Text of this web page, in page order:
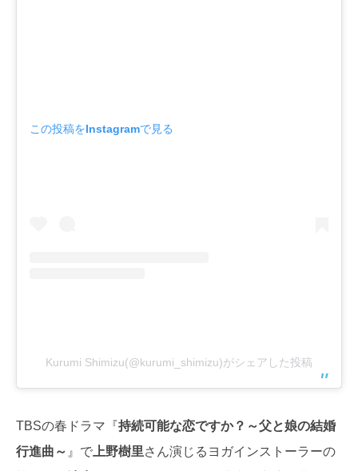
この投稿をInstagramで見る
Kurumi Shimizu(@kurumi_shimizu)がシェアした投稿
TBSの春ドラマ『持続可能な恋ですか？～父と娘の結婚
行進曲～ 』で 上野樹里さん演じるヨガインストーラーの